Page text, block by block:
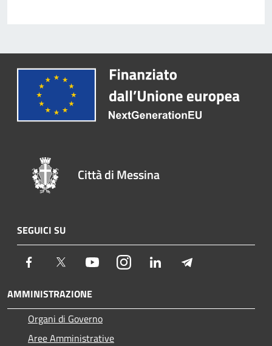
Città di Messina
SEGUICI SU
Facebook Twitter YoutubeInstagram LinkedIn
AMMINISTRAZIONE
Organi di Governo
Aree Amministrative